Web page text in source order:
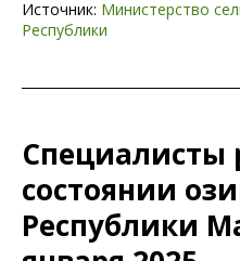
Источник: Министерство
Республики
Специалисты
состоянии
Республики